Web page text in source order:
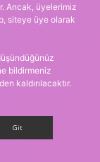
Ancak, üyelerimiz
siteye üye olarak
bildirmeniz
kaldırılacaktır.